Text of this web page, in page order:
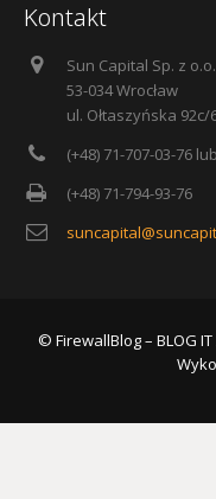
Kontakt
Sun Capital Sp. z o.o.
53-034 Wrocław
ul. Ołtaszyńska 92c/
(+48) 71-707-03-76
(+48) 71-794-93-76
© FirewallBlog – BLOG